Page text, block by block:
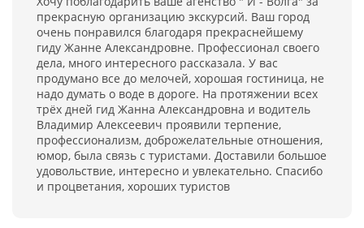
прекрасную организацию экскурсий. Ваш город
очень понравился благодаря прекраснейшему
гиду Жанне Александровне. Профессионал своего
дела, много интересного рассказала. У вас
продумано все до мелочей, хорошая гостиница, не
надо думать о воде в дороге. На протяжении всех
трёх дней гид Жанна Александровна и водитель
Владимир Алексеевич проявили терпение,
профессионализм, доброжелательные отношения,
юмор, была связь с туристами. Доставили большое
удовольствие, интересно и увлекательно. Спасибо
и процветания, хороших туристов